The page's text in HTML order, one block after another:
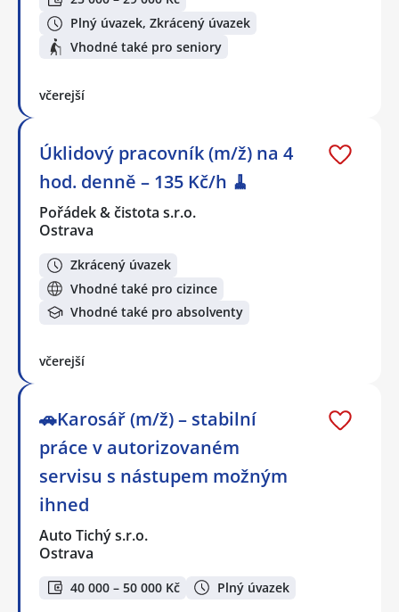
Plný úvazek, Zkrácený úvazek
Vhodné také pro seniory
včerejší
Úklidový pracovník (m/ž) na 4
hod. denně – 135 Kč/h 🧹
Pořádek & čistota s.r.o.
Ostrava
Zkrácený úvazek
Vhodné také pro cizince
Vhodné také pro absolventy
včerejší
🚗Karosář (m/ž) – stabilní
práce v autorizovaném
servisu s nástupem možným
ihned
Auto Tichý s.r.o.
Ostrava
40 000 – 50 000 Kč Plný úvazek